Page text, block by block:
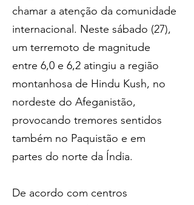
chamar a atenção da comunidade
internacional. Neste sábado (27),
um terremoto de magnitude
entre 6,0 e 6,2 atingiu a região
montanhosa de Hindu Kush, no
nordeste do Afeganistão,
provocando tremores sentidos
também no Paquistão e em
partes do norte da Índia.
De acordo com centros